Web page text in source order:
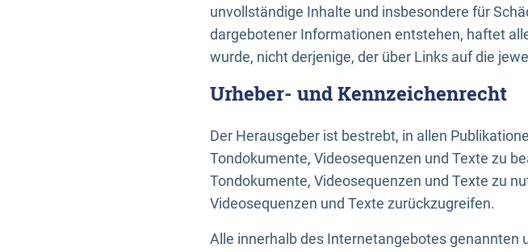
unvollständige Inhalte und insbesondere für
dargebotener Informationen entstehen, haftet
wurde, nicht derjenige, der über Links auf die
Urheber- und Kennzeichenrecht
Der Herausgeber ist bestrebt, in allen
Tondokumente, Videosequenzen und Texte zu
Tondokumente, Videosequenzen und Texte zu
Videosequenzen und Texte zurückzugreifen.
Alle innerhalb des Internetangebotes genannten